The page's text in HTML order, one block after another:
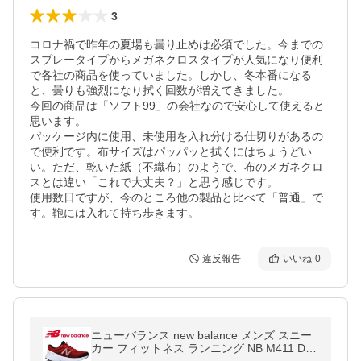
3
コロナ禍で昨年の夏場も曇り止めは必須でした。今までの
スプレータイプからメガネクロスタイプが人気になり便利
で各社の商品を使っていました。しかし、冬本番になる
と、曇りも強烈になり拭く回数が増えてきました。
今回の商品は「ソフト99」の会社なので安心して使えると
思います。
パッケージ内に使用、未使用を入れ分ける仕切りがあるの
で便利です。布サイズはパッパッと拭くにはちょうどい
い。ただ、乾いた紙（不織布）のようで、布のメガネクロ
スとは違い「これで大丈夫？」と思う感じです。
使用数日ですが、今のところ他の製品と比べて「普通」で
す。鞄には入れて持ち歩きます。
違反報告 いいね 0
ニューバランス new balance メンズ スニー
カー フィットネス ランニング NB M411 D L